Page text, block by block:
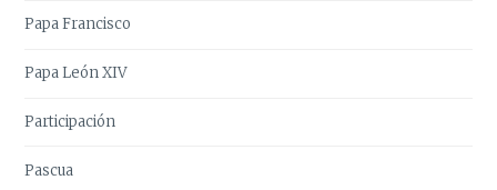
Papa Francisco
Papa León XIV
Participación
Pascua